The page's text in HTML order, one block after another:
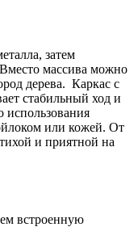
затем
массива можно
дерева. Каркас с
стабильный ход и
использования
или кожей. От
и приятной на
встроенную